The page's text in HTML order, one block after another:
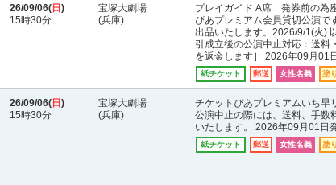
26/09/06( 日 )
15時30分
宝塚大劇場
(兵庫)
プレイガイド A席 発券前の為
ぴあプレミアム会員貸切公演で
出品いたします。2026/9/1(火)
引成立後の公演中止対応：送料
を返金します］ 2026年09月01
紙チケット 郵送 女性名義 塗
26/09/06( 日 )
15時30分
宝塚大劇場
(兵庫)
チケットぴあプレミアムいち
公演中止の際には、送料、手数
いたします。 2026年09月01日
紙チケット 郵送 女性名義 塗